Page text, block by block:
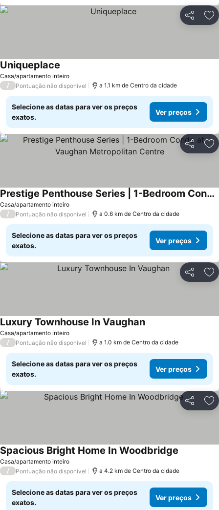
Partilhar
Casa/apartamento inteiro
Uniqueplace
/ Pontuação não disponível a 1.1 km de Centro da cidade
Selecione as datas para ver os preços
exatos.
Ver preços
Partilhar
Casa/apartamento inteiro
Prestige Penthouse Series | 1-Bedroom Condo at Vaughan Metropolitan Centre
/ Pontuação não disponível a 0.6 km de Centro da cidade
Selecione as datas para ver os preços
exatos.
Ver preços
Partilhar
Casa/apartamento inteiro
Luxury Townhouse In Vaughan
/ Pontuação não disponível a 1.0 km de Centro da cidade
Selecione as datas para ver os preços
exatos.
Ver preços
Partilhar
Casa/apartamento inteiro
Spacious Bright Home In Woodbridge
/ Pontuação não disponível a 4.2 km de Centro da cidade
Selecione as datas para ver os preços
exatos.
Ver preços